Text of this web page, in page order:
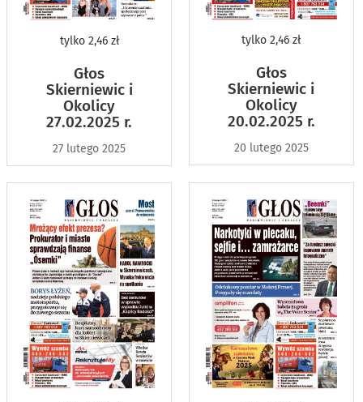
tylko2,46 zł
Głos
Skierniewic i
Okolicy
27.02.2025 r.
27 lutego 2025
tylko 2,46 zł
Głos
Skierniewic i
Okolicy
20.02.2025 r.
20 lutego 2025